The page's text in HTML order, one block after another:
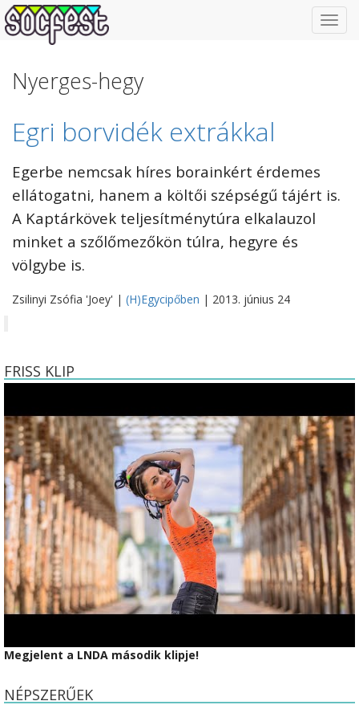
Nyerges-hegy
Egri borvidék extrákkal
Egerbe nemcsak híres borainkért érdemes
ellátogatni, hanem a költői szépségű tájért is.
A Kaptárkövek teljesítménytúra elkalauzol
minket a szőlőmezőkön túlra, hegyre és
völgybe is.
Zsilinyi Zsófia 'Joey' | (H)Egycipőben | 2013. június 24
FRISS KLIP
Megjelent a LNDA második klipje!
NÉPSZERŰEK